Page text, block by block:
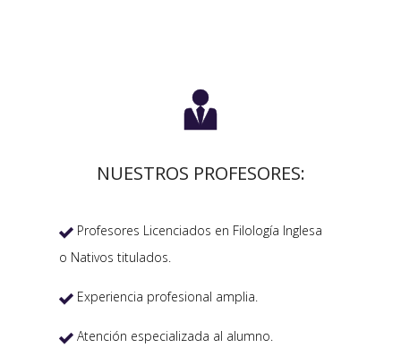

NUESTROS PROFESORES:
 Profesores Licenciados en Filología Inglesa
o Nativos titulados.
 Experiencia profesional amplia.
 Atención especializada al alumno.